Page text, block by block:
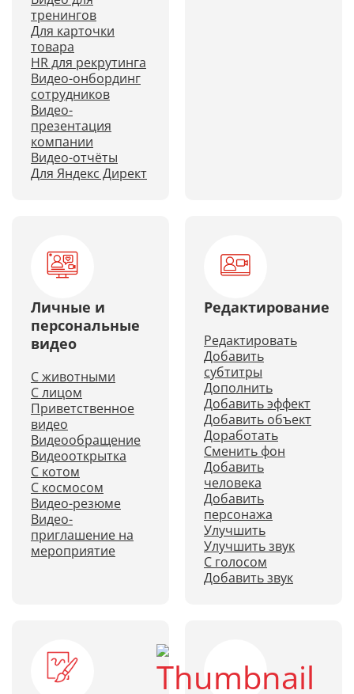
тренингов
Для карточки
товара
HR для рекрутинга
Видео-онбординг
сотрудников
Видео-
презентация
компании
Видео-отчёты
Для Яндекс Директ
Личные и
персональные
видео
С животными
С лицом
Приветственное
видео
Видеообращение
Видеооткрытка
С котом
С космосом
Видео-резюме
Видео-
приглашение на
мероприятие
Редактирование
Редактировать
Добавить
субтитры
Дополнить
Добавить эффект
Добавить объект
Доработать
Сменить фон
Добавить
человека
Добавить
персонажа
Улучшить
Улучшить звук
С голосом
Добавить звук